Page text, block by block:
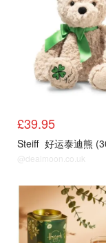
£39.95
Steiff 好运泰迪熊
@dealmoon.co.uk